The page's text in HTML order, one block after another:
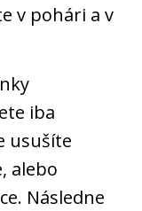
v pohári a v
iba
usušíte
alebo
Následne